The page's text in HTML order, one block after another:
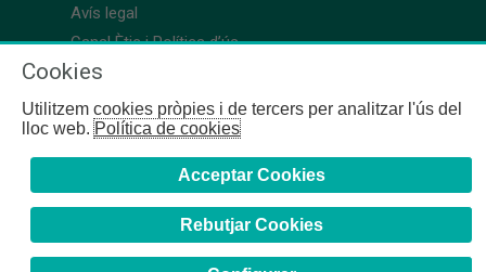
Avís legal
Canal Ètic i Política d’ús
Cookies
Utilitzem cookies pròpies i de tercers per analitzar l'ús del
lloc web.Política de cookies
Acceptar Cookies
Rebutjar Cookies